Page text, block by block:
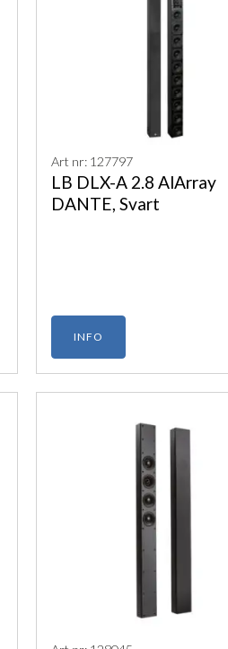
Art nr: 127797
LB DLX-A 2.8 AlArray
DANTE, Svart
INFO